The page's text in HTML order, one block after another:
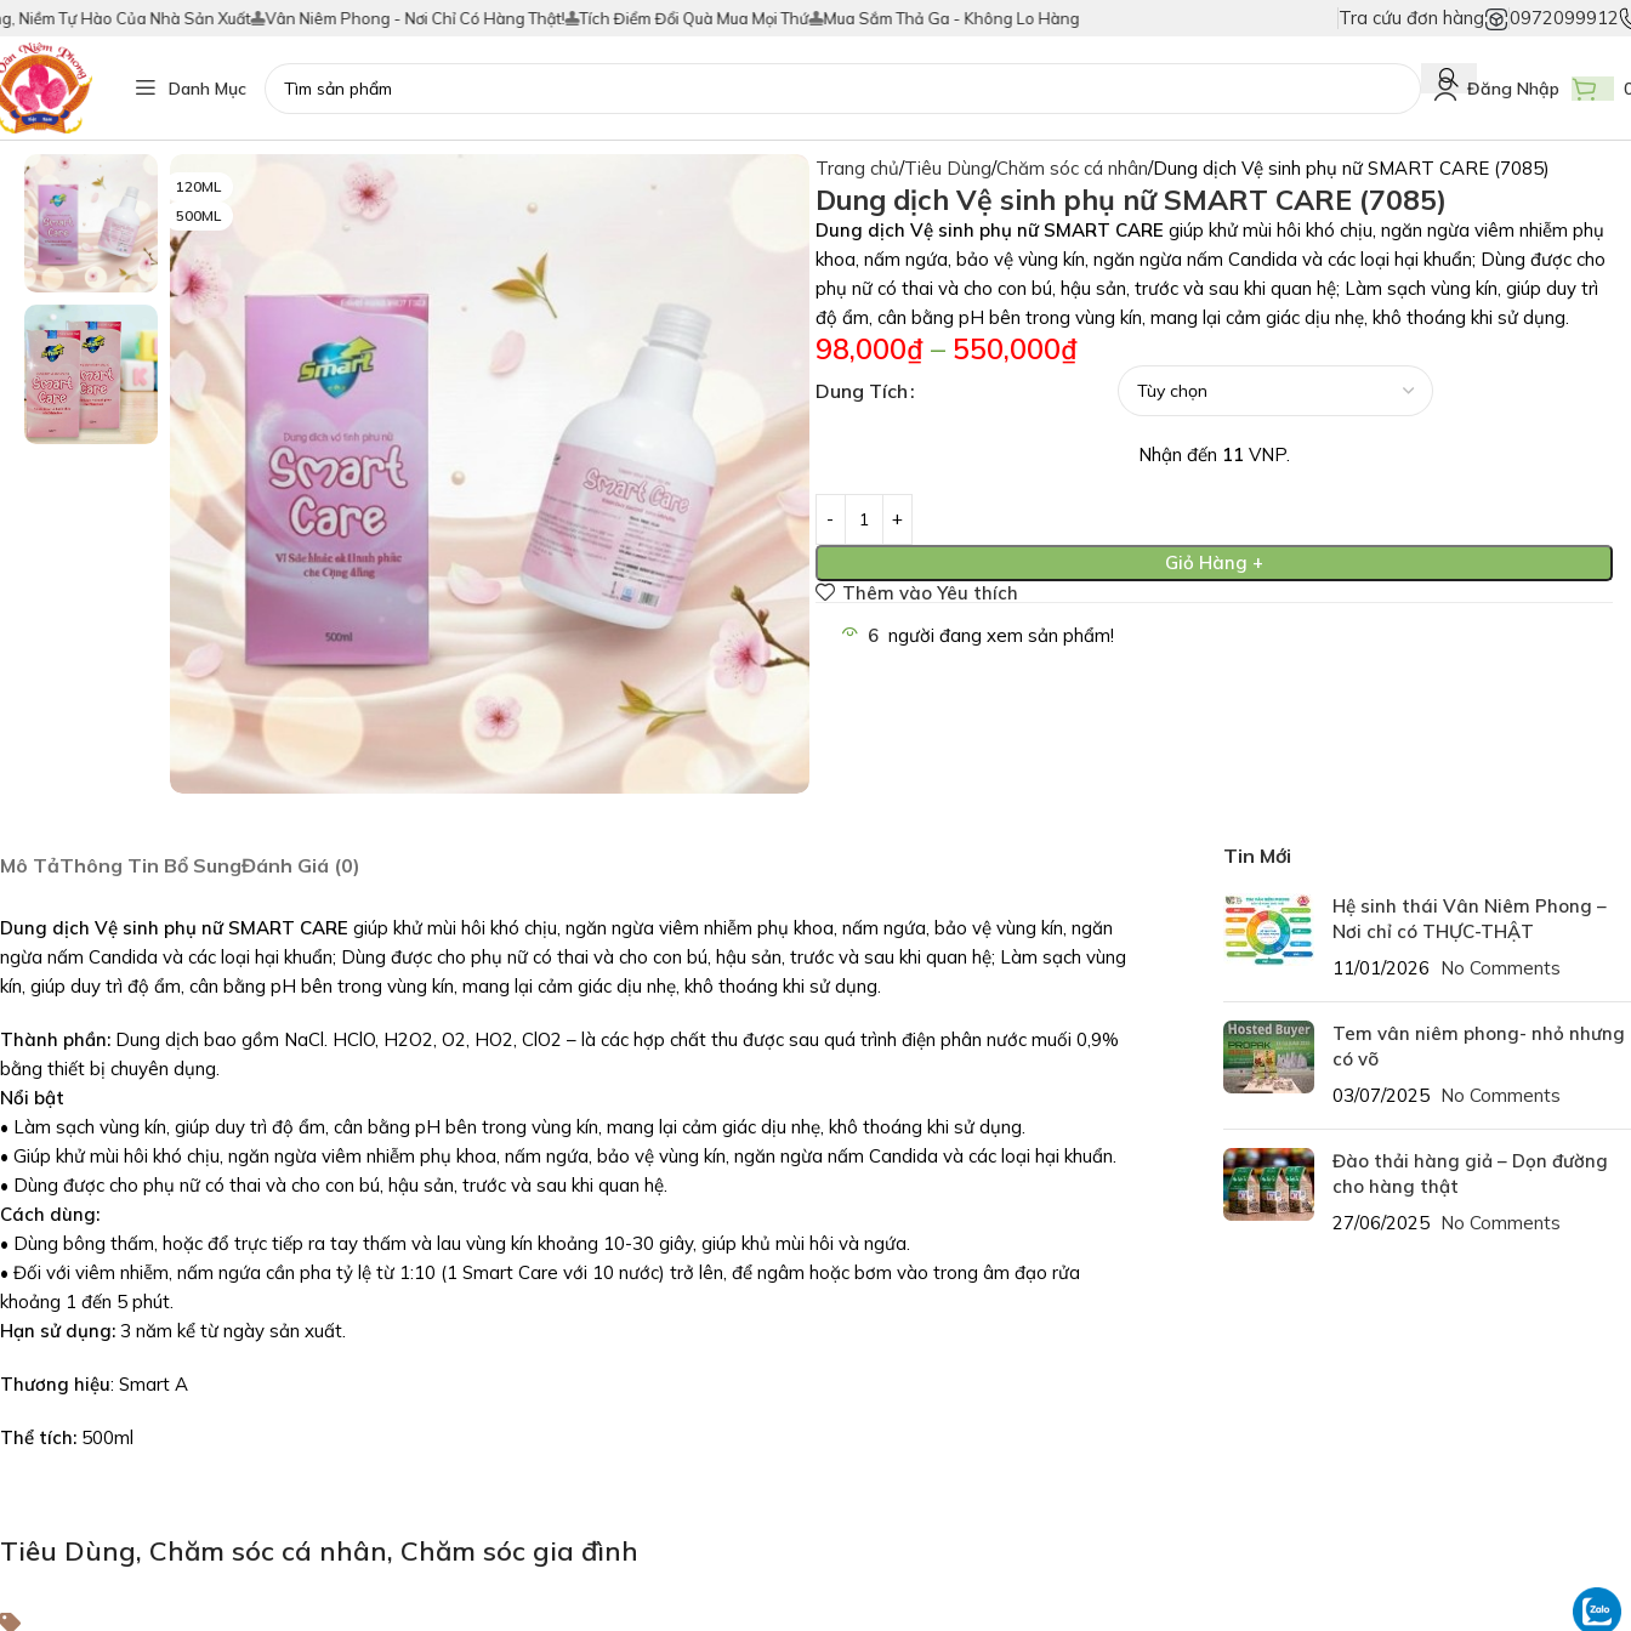
Tự Hào Của Nhà Sản Xuất Vân Niêm Phong - Nơi Chỉ Có Hàng Thật! Tích Điểm Đổi Quà Mua Mọi Thứ Mua Sắm Thả Ga - Không Lo Hàng Giả Duy Nhất Chỉ Có Tem Vân Niêm Phong - Bảo Vệ Tuyệt Đối Hàng Thật!
Tra cứu đơn hàng 0972099912
Danh Mục Đăng Nhập
120ML
500ML
Trang chủ Tiêu Dùng Chăm sóc cá nhân Dung dịch Vệ sinh phụ nữ SMART CARE (7085)
Dung dịch Vệ sinh phụ nữ SMART CARE (7085)
Dung dịch Vệ sinh phụ nữ SMART CARE giúp khử mùi hôi khó chịu, ngăn ngừa viêm nhiễm phụ
khoa, nấm ngứa, bảo vệ vùng kín, ngăn ngừa nấm Candida và các loại hại khuẩn; Dùng được cho
phụ nữ có thai và cho con bú, hậu sản, trước và sau khi quan hệ; Làm sạch vùng kín, giúp duy trì
độ ẩm, cân bằng pH bên trong vùng kín, mang lại cảm giác dịu nhẹ, khô thoáng khi sử dụng.
98,000₫– 550,000₫
Dung Tích
Nhận đến 11 VNP.
Giỏ Hàng +
Thêm vào Yêu thích
6 người đang xem sản phẩm!
Mô TảThông Tin Bổ SungĐánh Giá (0)
Dung dịch Vệ sinh phụ nữ SMART CARE giúp khử mùi hôi khó chịu, ngăn ngừa viêm nhiễm phụ khoa, nấm ngứa, bảo vệ vùng kín, ngăn
ngừa nấm Candida và các loại hại khuẩn; Dùng được cho phụ nữ có thai và cho con bú, hậu sản, trước và sau khi quan hệ; Làm sạch vùng
kín, giúp duy trì độ ẩm, cân bằng pH bên trong vùng kín, mang lại cảm giác dịu nhẹ, khô thoáng khi sử dụng.
Thành phần: Dung dịch bao gồm NaCl. HClO, H2O2, O2, HO2, ClO2 – là các hợp chất thu được sau quá trình điện phân nước muối 0,9%
bằng thiết bị chuyên dụng.
Nổi bật
• Làm sạch vùng kín, giúp duy trì độ ẩm, cân bằng pH bên trong vùng kín, mang lại cảm giác dịu nhẹ, khô thoáng khi sử dụng.
• Giúp khử mùi hôi khó chịu, ngăn ngừa viêm nhiễm phụ khoa, nấm ngứa, bảo vệ vùng kín, ngăn ngừa nấm Candida và các loại hại khuẩn.
• Dùng được cho phụ nữ có thai và cho con bú, hậu sản, trước và sau khi quan hệ.
Cách dùng:
• Dùng bông thấm, hoặc đổ trực tiếp ra tay thấm và lau vùng kín khoảng 10-30 giây, giúp khủ mùi hôi và ngứa.
• Đối với viêm nhiễm, nấm ngứa cần pha tỷ lệ từ 1:10 (1 Smart Care với 10 nước) trở lên, để ngâm hoặc bơm vào trong âm đạo rửa
khoảng 1 đến 5 phút.
Hạn sử dụng: 3 năm kể từ ngày sản xuất.
Thương hiệu: Smart A
Thể tích: 500ml
Tin Mới
Hệ sinh thái Vân Niêm Phong –
Nơi chỉ có THỰC-THẬT
11/01/2026 No Comments
Tem vân niêm phong- nhỏ nhưng
có võ
03/07/2025 No Comments
Đào thải hàng giả – Dọn đường
cho hàng thật
27/06/2025 No Comments
Tiêu Dùng, Chăm sóc cá nhân, Chăm sóc gia đình